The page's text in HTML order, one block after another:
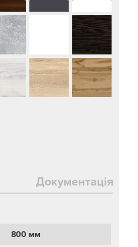
Документація
800 мм